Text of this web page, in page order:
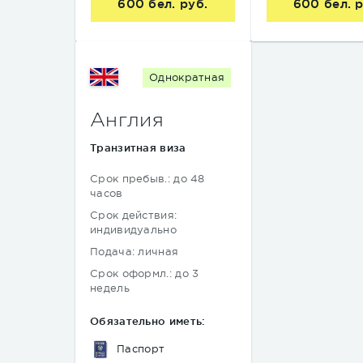
600 бел. руб. 600 бел.
Однократная
Англия
Транзитная виза
Срок пребыв.: до 48
часов
Срок действия:
индивидуально
Подача: личная
Срок оформл.: до 3
недель
Обязательно иметь:
Паспорт